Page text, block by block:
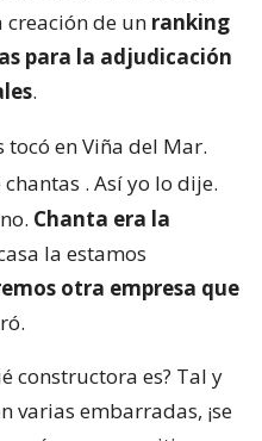
del Bío Bío-.
de
medidas de revisión.
creación de un ranking
para la adjudicación
.
en Viña del Mar.
Chanta era la
la estamos